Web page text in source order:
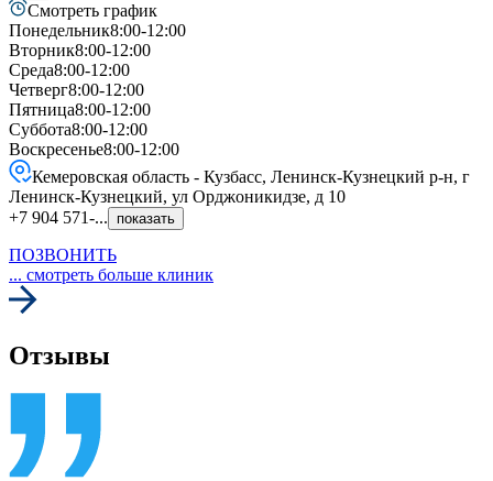
Смотреть график
Понедельник8:00-12:00
Вторник8:00-12:00
Среда8:00-12:00
Четверг8:00-12:00
Пятница8:00-12:00
Суббота8:00-12:00
Воскресенье8:00-12:00
Кемеровская область - Кузбасс, Ленинск-Кузнецкий р-н, г
Ленинск-Кузнецкий, ул Орджоникидзе, д 10
+7 904 571-...
показать
ПОЗВОНИТЬ
... смотреть больше клиник
Отзывы